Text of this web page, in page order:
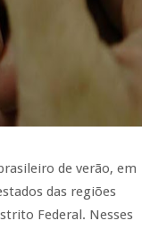
de verão, em
das regiões
Federal. Nesses